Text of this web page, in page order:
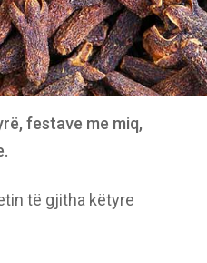
festave me miq,
të gjitha këtyre